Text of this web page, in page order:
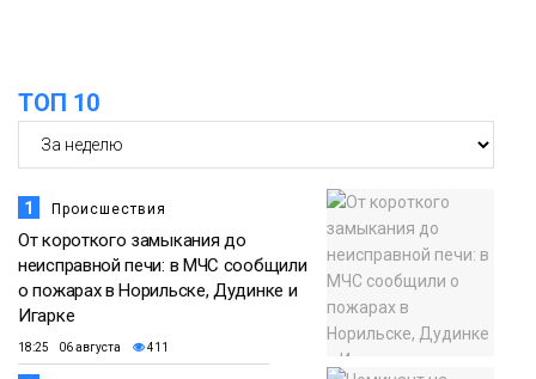
ТОП 10
1 Происшествия
От короткого замыкания до
неисправной печи: в МЧС сообщили
о пожарах в Норильске, Дудинке и
Игарке
18:25 06 августа 411